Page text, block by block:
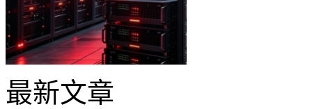
最新文章